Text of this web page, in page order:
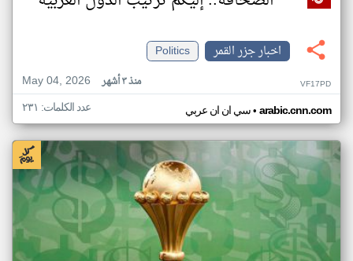
اخبار جزر القمر
Politics
May 04, 2026
منذ ٣ أشهر VF17PD
سي ان ان عربي• arabic.cnn.com عدد الكلمات: ٢٣١